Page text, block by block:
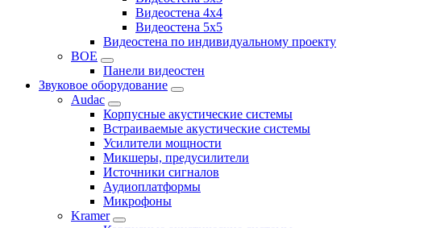
Видеостена 4x4
Видеостена 5x5
Видеостена по индивидуальному проекту
BOE
Панели видеостен
Звуковое оборудование
Audac
Корпусные акустические системы
Встраиваемые акустические системы
Усилители мощности
Микшеры, предусилители
Источники сигналов
Аудиоплатформы
Микрофоны
Kramer